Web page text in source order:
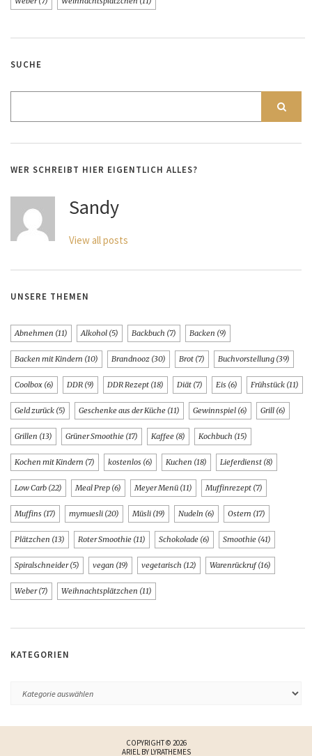
SUCHE
WER SCHREIBT HIER EIGENTLICH ALLES?
Sandy
View all posts
UNSERE THEMEN
Abnehmen (11) Alkohol (5) Backbuch (7) Backen (9)
Backen mit Kindern (10) Brandnooz (30) Brot (7) Buchvorstellung (39)
Coolbox (6) DDR (9) DDR Rezept (18) Diät (7) Eis (6) Frühstück (11)
Geld zurück (5) Geschenke aus der Küche (11) Gewinnspiel (6) Grill (6)
Grillen (13) Grüner Smoothie (17) Kaffee (8) Kochbuch (15)
Kochen mit Kindern (7) kostenlos (6) Kuchen (18) Lieferdienst (8)
Low Carb (22) Meal Prep (6) Meyer Menü (11) Muffinrezept (7)
Muffins (17) mymuesli (20) Müsli (19) Nudeln (6) Ostern (17)
Plätzchen (13) Roter Smoothie (11) Schokolade (6) Smoothie (41)
Spiralschneider(5) vegan (19) vegetarisch (12) Warenrückruf(16)
Weber(7) Weihnachtsplätzchen (11)
KATEGORIEN
COPYRIGHT © 2026
ARIEL BY LYRATHEMES